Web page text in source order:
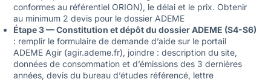
conformes au référentiel ORION), le délai et le prix. Obtenir
au minimum 2 devis pour le dossier ADEME
Étape 3 — Constitution et dépôt du dossier ADEME (S4-S6)
: remplir le formulaire de demande d’aide sur le portail
ADEME Agir (agir.ademe.fr), joindre : description du site,
données de consommation et d’émissions des 3 dernières
années, devis du bureau d’études référencé, lettre